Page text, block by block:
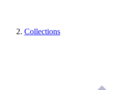
Collections